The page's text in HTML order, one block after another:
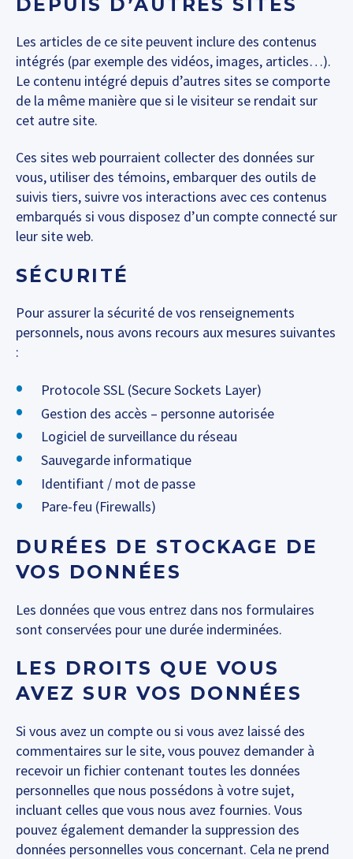
Les articles de ce site peuvent inclure des contenus
intégrés (par exemple des vidéos, images, articles…).
Le contenu intégré depuis d’autres sites se comporte
de la même manière que si le visiteur se rendait sur
cet autre site.
Ces sites web pourraient collecter des données sur
vous, utiliser des témoins, embarquer des outils de
suivis tiers, suivre vos interactions avec ces contenus
embarqués si vous disposez d’un compte connecté sur
leur site web.
SÉCURITÉ
Pour assurer la sécurité de vos renseignements
personnels, nous avons recours aux mesures suivantes
:
Protocole SSL (Secure Sockets Layer)
Gestion des accès – personne autorisée
Logiciel de surveillance du réseau
Sauvegarde informatique
Identifiant / mot de passe
Pare-feu (Firewalls)
DURÉES DE STOCKAGE DE
VOS DONNÉES
Les données que vous entrez dans nos formulaires
sont conservées pour une durée inderminées.
LES DROITS QUE VOUS
AVEZ SUR VOS DONNÉES
Si vous avez un compte ou si vous avez laissé des
commentaires sur le site, vous pouvez demander à
recevoir un fichier contenant toutes les données
personnelles que nous possédons à votre sujet,
incluant celles que vous nous avez fournies. Vous
pouvez également demander la suppression des
données personnelles vous concernant. Cela ne prend